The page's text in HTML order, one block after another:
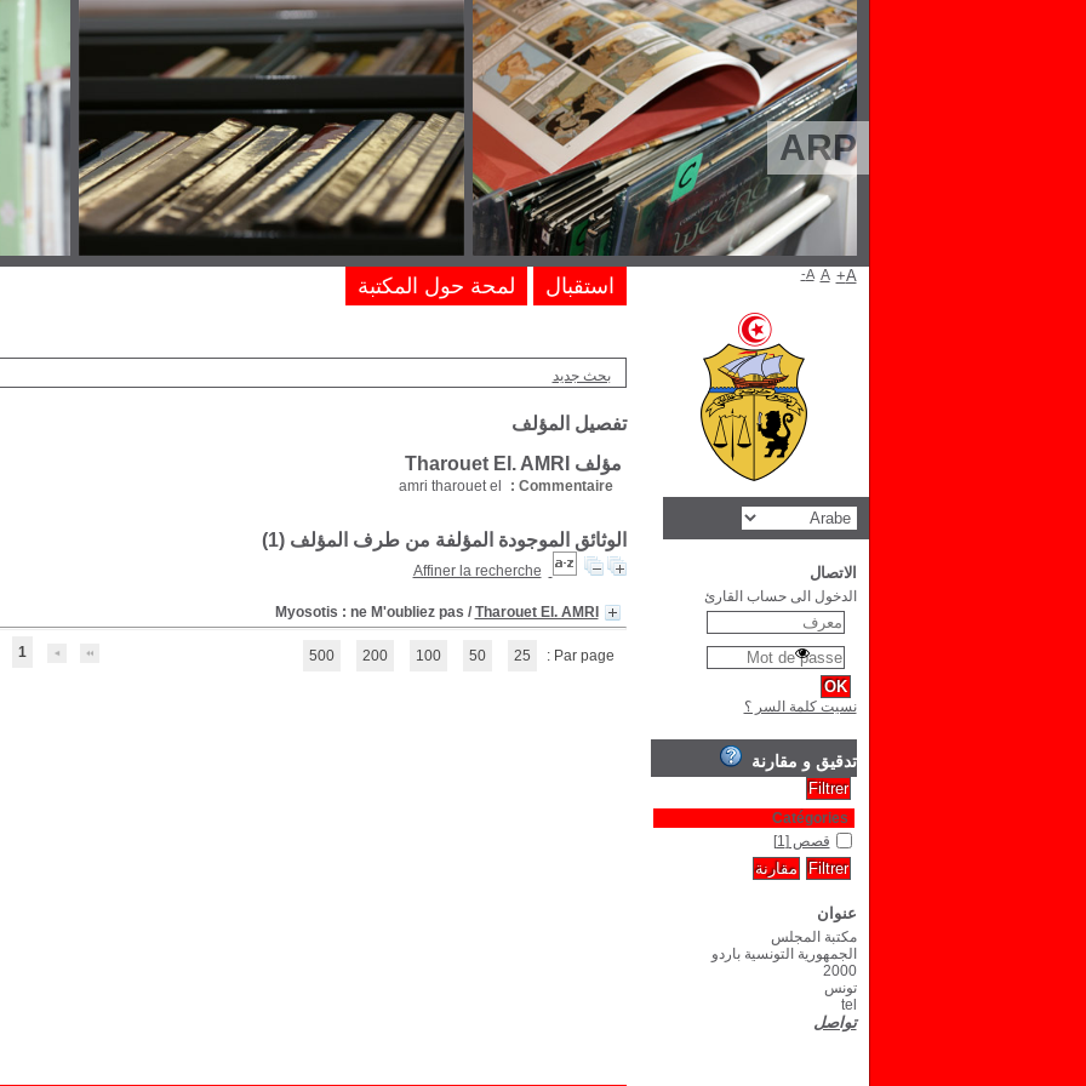
ARP
بحث جديد
تفصيل المؤلف
مؤلف Tharouet El. AMRI
Commentaire :
amri tharouet el
الوثائق الموجودة المؤلفة من طرف المؤلف (1
)
Affiner la recherche
Myosotis : ne M'oubliez pas / Tharouet El. AMRI
1 Par page :
25
50
100
200
500
استقبال لمحة حول المكتبة A- A A+
الاتصال
الدخول الى حساب القارئ
نسيت كلمة السر ؟
تدقيق و مقارنة
Catégories
قصص [1]
عنوان
مكتبة المجلس
الجمهورية التونسية باردو
2000
تونس
tel
تواصل